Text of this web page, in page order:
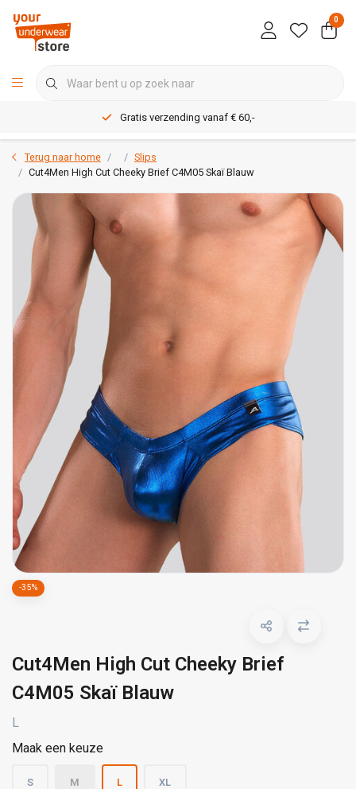
0
Gratis verzending vanaf € 60,-
Terug naar home
Slips
Cut4Men High Cut Cheeky Brief C4M05 Skaï Blauw
-35%
Cut4Men High Cut Cheeky Brief
C4M05 Skaï Blauw
L
Maak een keuze
S M L XL